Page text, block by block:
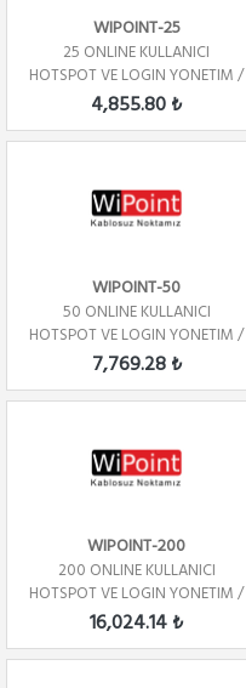
WIPOINT-25
25 ONLINE KULLANICI
HOTSPOT VE LOGIN YONETIM /
YILLIK
4,855.80 ₺
WIPOINT-50
50 ONLINE KULLANICI
HOTSPOT VE LOGIN YONETIM /
YILLIK
7,769.28 ₺
WIPOINT-200
200 ONLINE KULLANICI
HOTSPOT VE LOGIN YONETIM /
YILLIK
16,024.14 ₺